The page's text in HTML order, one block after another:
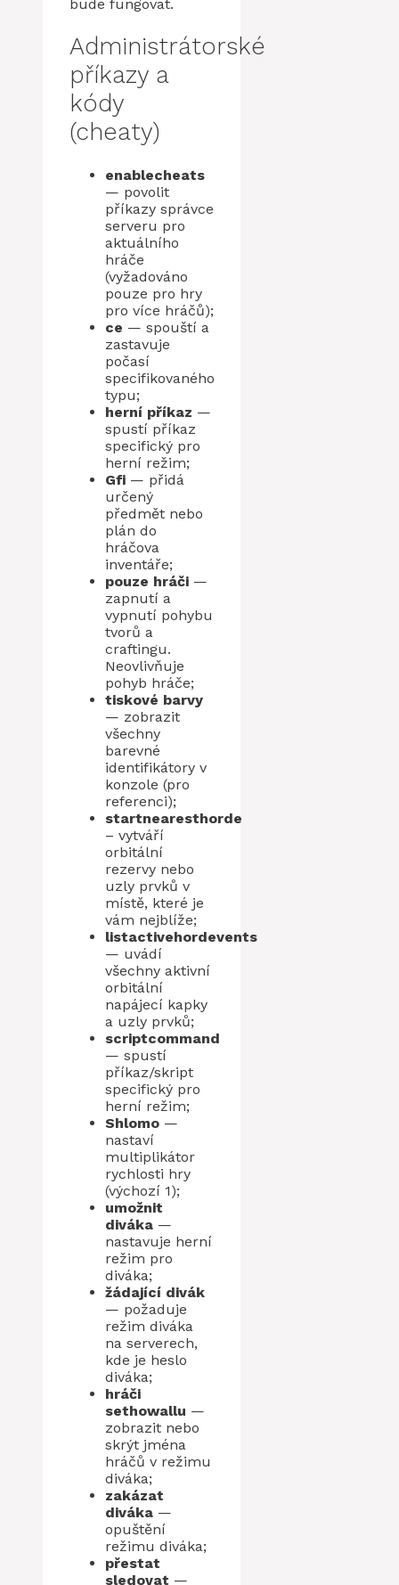
bude fungovat.
Administrátorské
příkazy a
kódy
(cheaty)
enablecheats
— povolit
příkazy správce
serveru pro
aktuálního
hráče
(vyžadováno
pouze pro hry
pro více hráčů);
ce — spouští a
zastavuje
počasí
specifikovaného
typu;
herní příkaz —
spustí příkaz
specifický pro
herní režim;
Gfi — přidá
určený
předmět nebo
plán do
hráčova
inventáře;
pouze hráči —
zapnutí a
vypnutí pohybu
tvorů a
craftingu.
Neovlivňuje
pohyb hráče;
tiskové barvy
— zobrazit
všechny
barevné
identifikátory v
konzole (pro
referenci);
startnearesthorde
– vytváří
orbitální
rezervy nebo
uzly prvků v
místě, které je
vám nejblíže;
listactivehordevents
— uvádí
všechny aktivní
orbitální
napájecí kapky
a uzly prvků;
scriptcommand
— spustí
příkaz/skript
specifický pro
herní režim;
Shlomo —
nastaví
multiplikátor
rychlosti hry
(výchozí 1);
umožnit
diváka —
nastavuje herní
režim pro
diváka;
žádající divák
— požaduje
režim diváka
na serverech,
kde je heslo
diváka;
hráči
sethowallu —
zobrazit nebo
skrýt jména
hráčů v režimu
diváka;
zakázat
diváka —
opuštění
režimu diváka;
přestat
sledovat —